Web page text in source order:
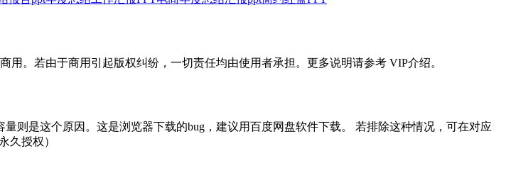
。若由于商用引起版权纠纷，一切责任均由使用者承担。更多说明请参考 VIP介绍。
则是这个原因。这是浏览器下载的bug，建议用百度网盘软件下载。 若排除这种情况，可在对应
久授权）